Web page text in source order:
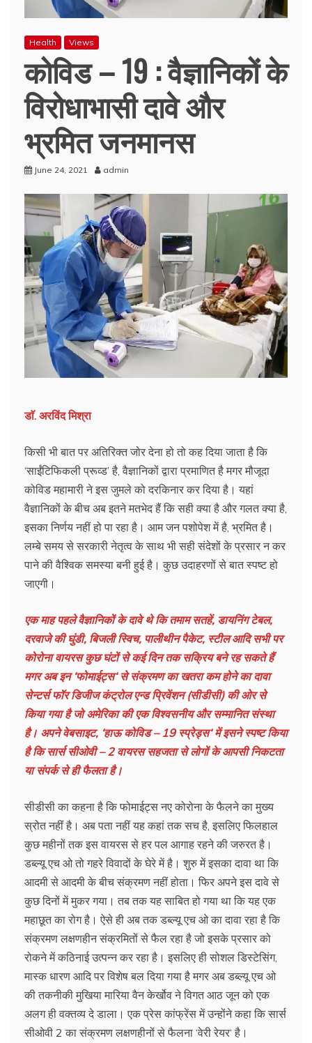
Health Views
कोविड – 19 : वैज्ञानिकों के
विरोधाभासी दावे और
भ्रमित जनमानस
June 24, 2021 admin
डाॅ. अरविंद मिश्रा
किसी भी बात पर अतिरिक्त जोर देना हो तो कह दिया जाता है कि
‘साईंटिफिकली प्रूव्ड’ है, वैज्ञानिकों द्वारा प्रमाणित है मगर मौजूदा
कोविड महामारी ने इस जुमले को दरकिनार कर दिया है। यहां
वैज्ञानिकों के बीच अब इतने मतभेद हैं कि सही क्या है और गलत क्या है,
इसका निर्णय नहीं हो पा रहा है। आम जन पशोपेश में है, भ्रमित है।
लम्बे समय से सरकारी नेतृत्व के साथ भी सही संदेशों के प्रसार न कर
पाने की वैश्विक समस्या बनी हुई है। कुछ उदाहरणों से बात स्पष्ट हो
जाएगी।
एक माह पहले वैज्ञानिकों के दावे थे कि तमाम सतहें, डायनिंग टेबल,
दरवाजे की घुंडी, बिजली स्विच, पालीथीन पैकेट, स्टील आदि सभी पर
कोरोना वायरस कुछ घंटों से कई दिन तक सक्रिय बने रह सकते हैं
मगर अब इन ‘फोमाईट्स‘ से संक्रमण का खतरा कम होने का दावा
सेन्टर्स फॉर डिजीज कंट्रोल एन्ड प्रिवेंशन (सीडीसी) की ओर से
किया गया है जो अमेरिका की एक विश्वसनीय और सम्मानित संस्था
है। अपने वेबसाइट, ‘हाऊ कोविड – 19 स्प्रेड्स‘ में इसने स्पष्ट किया
है कि सार्स सीओवी – 2 वायरस सहजता से लोगों के आपसी निकटता
या संपर्क से ही फैलता है।
सीडीसी का कहना है कि फोमाईट्स नए कोरोना के फैलने का मुख्य
स्रोत नहीं है। अब पता नहीं यह कहां तक सच है, इसलिए फिलहाल
कुछ महीनों तक इस वायरस से हर पल आगाह रहने की जरुरत है।
डब्ल्यू एच ओ तो गहरे विवादों के घेरे में है। शुरु में इसका दावा था कि
आदमी से आदमी के बीच संक्रमण नहीं होता। फिर अपने इस दावे से
कुछ दिनों में मुकर गया। तब तक यह साबित हो गया था कि यह एक
महाछूत का रोग है। ऐसे ही अब तक डब्ल्यू एच ओ का दावा रहा है कि
संक्रमण लक्षणहीन संक्रमितों से फैल रहा है जो इसके प्रसार को
रोकने में कठिनाई उत्पन्न कर रहा है। इसलिए ही सोशल डिस्टेसिंग,
मास्क धारण आदि पर विशेष बल दिया गया है मगर अब डब्ल्यू एच ओ
की तकनीकी मुखिया मारिया वैन केर्खोव ने विगत आठ जून को एक
अलग ही वक्तव्य दे डाला। एक प्रेस कांफ्रेंस में उन्होंने कहा कि सार्स
सीओवी 2 का संक्रमण लक्षणहीनों से फैलना ‘वेरी रेयर‘ है।